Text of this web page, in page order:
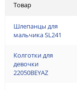
Товар
Шлепанцы для
мальчика SL241
Колготки для
девочки
22050BEYAZ